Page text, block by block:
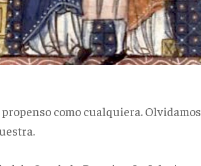
como cualquiera. Olvidamos